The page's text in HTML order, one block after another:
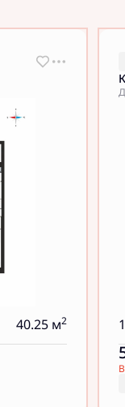
40.25 м2